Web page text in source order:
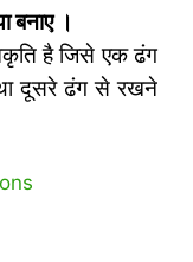
बनाए ।
है जिसे एक ढंग
दूसरे ढंग से रखने